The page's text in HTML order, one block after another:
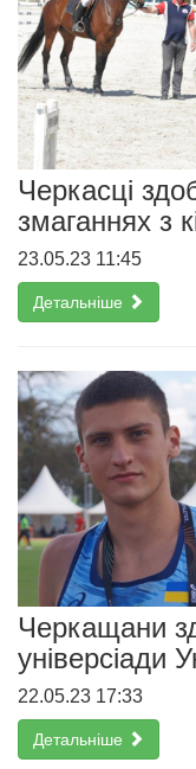
Черкасці
змаганнях з
23.05.23 11:45
Детальніше
Черкащани
універсіади
22.05.23 17:33
Детальніше